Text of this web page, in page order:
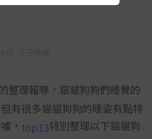
類: 汪汪娛樂
整理報導，貓貓狗狗們睡覺的
有很多貓貓狗狗的睡姿有點特
， top13特別整理以下貓貓狗